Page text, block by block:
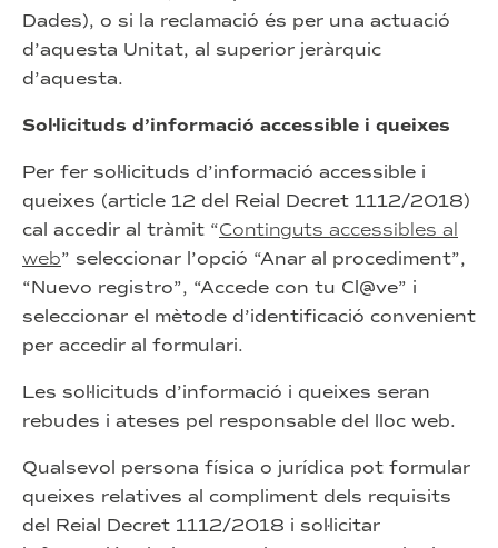
Dades), o si la reclamació és per una actuació
d’aquesta Unitat, al superior jeràrquic
d’aquesta.
Sol·licituds d’informació accessible i queixes
Per fer sol·licituds d’informació accessible i
queixes (article 12 del Reial Decret 1112/2018)
cal accedir al tràmit “Continguts accessibles al
web” seleccionar l’opció “Anar al procediment”,
“Nuevo registro”, “Accede con tu Cl@ve” i
seleccionar el mètode d’identificació convenient
per accedir al formulari.
Les sol·licituds d’informació i queixes seran
rebudes i ateses pel responsable del lloc web.
Qualsevol persona física o jurídica pot formular
queixes relatives al compliment dels requisits
del Reial Decret 1112/2018 i sol·licitar